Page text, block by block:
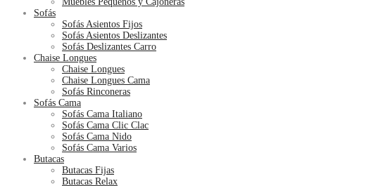
Sofás
Sofás Asientos Fijos
Sofás Asientos Deslizantes
Sofás Deslizantes Carro
Chaise Longues
Chaise Longues
Chaise Longues Cama
Sofás Rinconeras
Sofás Cama
Sofás Cama Italiano
Sofás Cama Clic Clac
Sofás Cama Nido
Sofás Cama Varios
Butacas
Butacas Fijas
Butacas Relax